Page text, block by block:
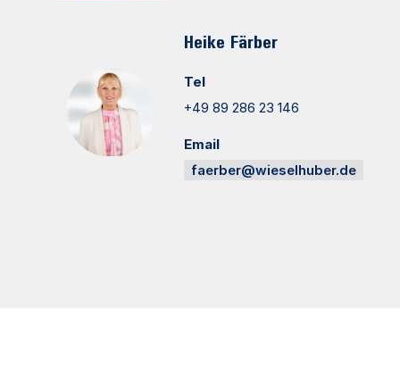
Heike Färber
Tel
+49 89 286 23 146
Email
faerber@wieselhuber.de